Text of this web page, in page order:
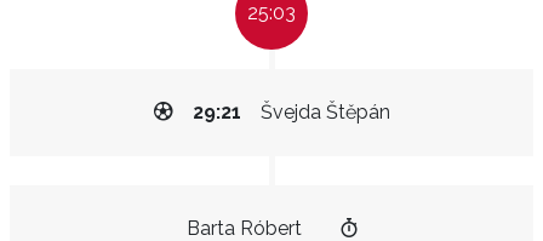
25:03
Švejda Štěpán
29:21
Barta Róbert